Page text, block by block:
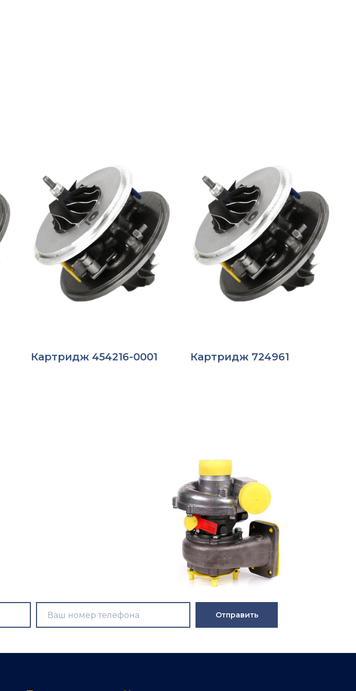
Картридж 454216-0001 Картридж 724961
Отправить